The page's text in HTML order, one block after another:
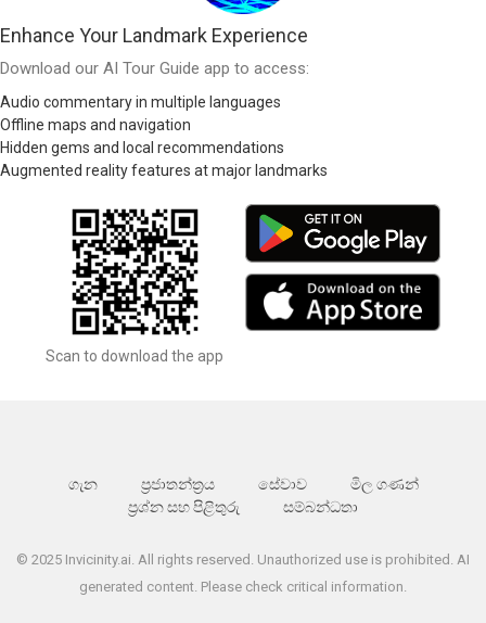
Enhance Your Landmark Experience
Download our AI Tour Guide app to access:
Audio commentary in multiple languages
Offline maps and navigation
Hidden gems and local recommendations
Augmented reality features at major landmarks
Scan to download the app
ගැන ප්‍රජාතන්ත්‍රය සේවාව
මිල ගණන්
ප්‍රශ්න සහ පිළිතුරු
සම්බන්ධතා
© 2025 Invicinity.ai. All rights reserved. Unauthorized use is prohibited. AI
generated content. Please check critical information.